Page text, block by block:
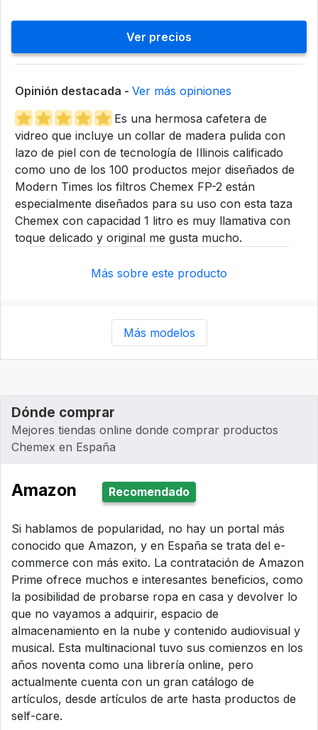
Ver precios
Opinión destacada - Ver más opiniones
Es una hermosa cafetera de
vidreo que incluye un collar de madera pulida con
lazo de piel con de tecnología de Illinois calificado
como uno de los 100 productos mejor diseñados de
Modern Times los filtros Chemex FP-2 están
especialmente diseñados para su uso con esta taza
Chemex con capacidad 1 litro es muy llamativa con
toque delicado y original me gusta mucho.
Más sobre este producto
Más modelos
Dónde comprar
Mejores tiendas online donde comprar productos
Chemex en España
Amazon Recomendado
Si hablamos de popularidad, no hay un portal más
conocido que Amazon, y en España se trata del e-
commerce con más exito. La contratación de Amazon
Prime ofrece muchos e interesantes beneficios, como
la posibilidad de probarse ropa en casa y devolver lo
que no vayamos a adquirir, espacio de
almacenamiento en la nube y contenido audiovisual y
musical. Esta multinacional tuvo sus comienzos en los
años noventa como una librería online, pero
actualmente cuenta con un gran catálogo de
artículos, desde artículos de arte hasta productos de
self-care.